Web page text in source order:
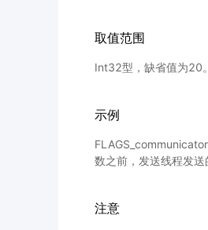
取值范围
Int32型，缺省值为20
示例
数之前，发送线程发
注意